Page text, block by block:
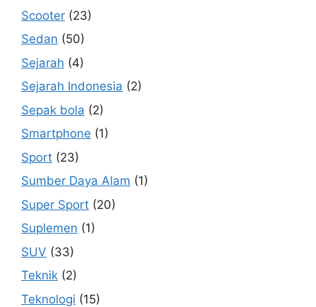
Scooter (23)
Sedan (50)
Sejarah (4)
Sejarah Indonesia (2)
Sepak bola (2)
Smartphone (1)
Sport (23)
Sumber Daya Alam (1)
Super Sport (20)
Suplemen (1)
SUV (33)
Teknik (2)
Teknologi (15)